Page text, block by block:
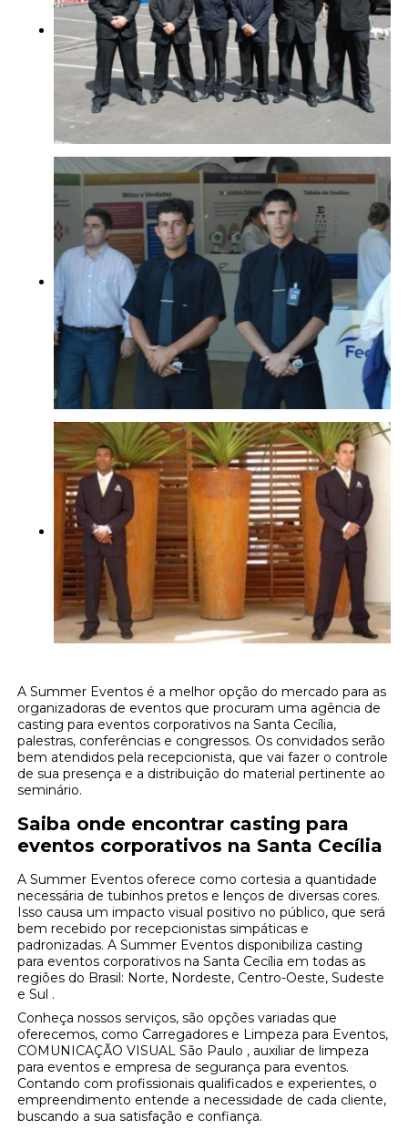
A Summer Eventos é a melhor opção do mercado para as
organizadoras de eventos que procuram uma agência de
casting para eventos corporativos na Santa Cecília,
palestras, conferências e congressos. Os convidados serão
bem atendidos pela recepcionista, que vai fazer o controle
de sua presença e a distribuição do material pertinente ao
seminário.
Saiba onde encontrar casting para
eventos corporativos na Santa Cecília
A Summer Eventos oferece como cortesia a quantidade
necessária de tubinhos pretos e lenços de diversas cores.
Isso causa um impacto visual positivo no público, que será
bem recebido por recepcionistas simpáticas e
padronizadas. A Summer Eventos disponibiliza casting
para eventos corporativos na Santa Cecília em todas as
regiões do Brasil: Norte, Nordeste, Centro-Oeste, Sudeste
e Sul .
Conheça nossos serviços, são opções variadas que
oferecemos, como Carregadores e Limpeza para Eventos,
COMUNICAÇÃO VISUAL São Paulo , auxiliar de limpeza
para eventos e empresa de segurança para eventos.
Contando com profissionais qualificados e experientes, o
empreendimento entende a necessidade de cada cliente,
buscando a sua satisfação e confiança.